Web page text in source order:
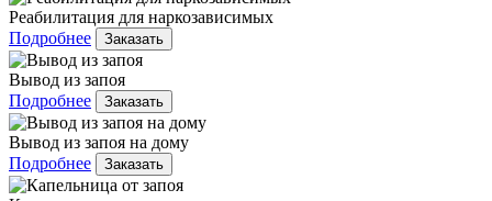
Реабилитация для наркозависимых
Подробнее
Заказать
Вывод из запоя
Подробнее
Заказать
Вывод из запоя на дому
Подробнее
Заказать